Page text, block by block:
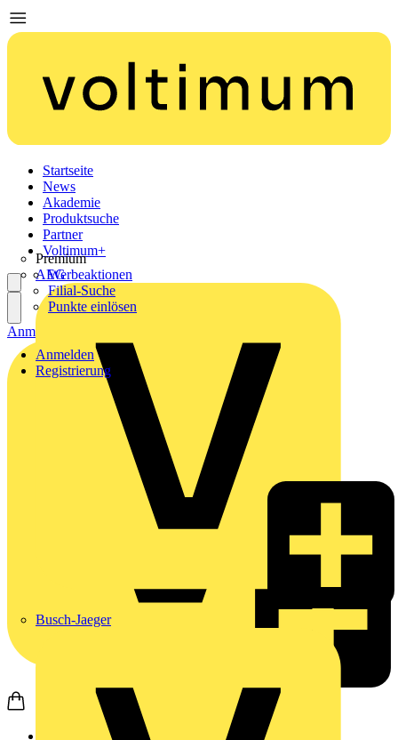
Startseite
News
Akademie
Produktsuche
Partner
Premium
AEG
Busch-Jaeger
Voltimum+
Werbeaktionen
Filial-Suche
Punkte einlösen
Anmelden
Registrierung
Anmelden